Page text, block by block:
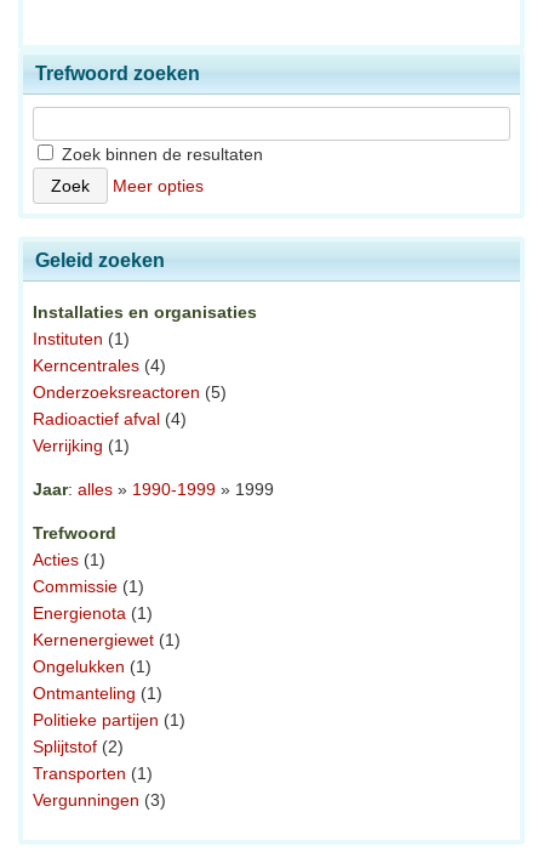
Trefwoord zoeken
Zoek binnen de resultaten
Meer opties
Geleid zoeken
Installaties en organisaties
Instituten (1)
Kerncentrales (4)
Onderzoeksreactoren (5)
Radioactief afval (4)
Verrijking (1)
Jaar: alles » 1990-1999 » 1999
Trefwoord
Acties (1)
Commissie (1)
Energienota (1)
Kernenergiewet (1)
Ongelukken (1)
Ontmanteling (1)
Politieke partijen (1)
Splijtstof (2)
Transporten (1)
Vergunningen (3)